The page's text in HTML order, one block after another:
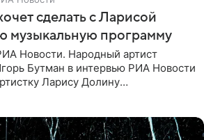
сделать с Ларисой
музыкальную программу
Новости. Народный артист
Бутман в интервью РИА Новости
Ларису Долину